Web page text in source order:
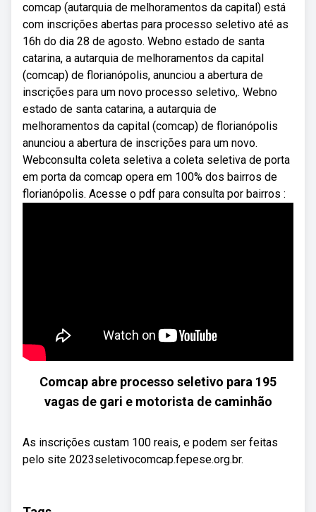
comcap (autarquia de melhoramentos da capital) está
com inscrições abertas para processo seletivo até as
16h do dia 28 de agosto. Webno estado de santa
catarina, a autarquia de melhoramentos da capital
(comcap) de florianópolis, anunciou a abertura de
inscrições para um novo processo seletivo,. Webno
estado de santa catarina, a autarquia de
melhoramentos da capital (comcap) de florianópolis
anunciou a abertura de inscrições para um novo.
Webconsulta coleta seletiva a coleta seletiva de porta
em porta da comcap opera em 100% dos bairros de
florianópolis. Acesse o pdf para consulta por bairros :
Comcap abre processo seletivo para 195
vagas de gari e motorista de caminhão
As inscrições custam 100 reais, e podem ser feitas
pelo site 2023seletivocomcap.fepese.org.br.